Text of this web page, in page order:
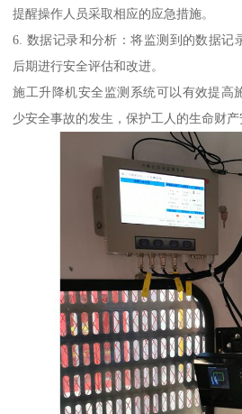
提醒操作人员采取相应的应急措施。
6. 数据记录和分析：将监测到的数据记
后期进行安全评估和改进。
施工升降机安全监测系统可以有效提高
少安全事故的发生，保护工人的生命财产